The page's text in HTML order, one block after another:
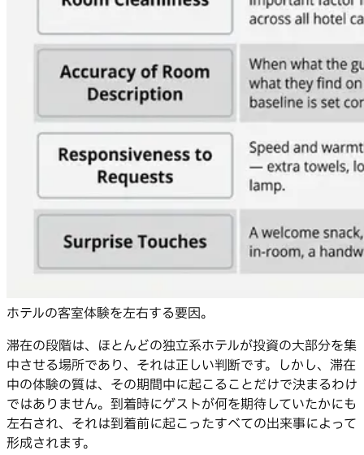
ホテルの客室体験を左右する要因。
滞在の段階は、ほとんどの独立系ホテルが投資の大部分を集
中させる場所であり、それは正しい判断です。しかし、滞在
中の体験の質は、その期間中に起こることだけで決まるわけ
ではありません。到着時にゲストが何を期待していたかにも
左右され、それは到着前に起こったすべての出来事によって
形成されます。